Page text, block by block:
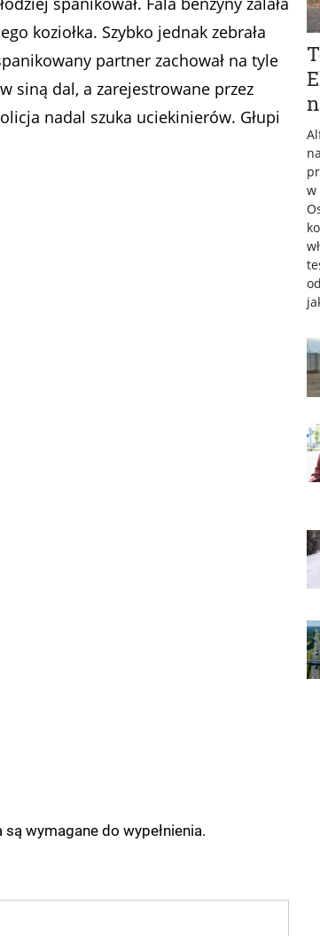
koziołka. Szybko jednak zebrała
partner zachował na tyle
siną dal, a zarejestrowane przez
nadal szuka uciekinierów. Głupi
wymagane do wypełnienia.
w